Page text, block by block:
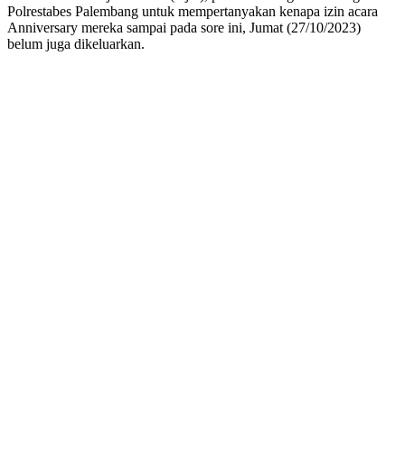
Polrestabes Palembang untuk mempertanyakan kenapa izin acara
Anniversary mereka sampai pada sore ini, Jumat (27/10/2023)
belum juga dikeluarkan.